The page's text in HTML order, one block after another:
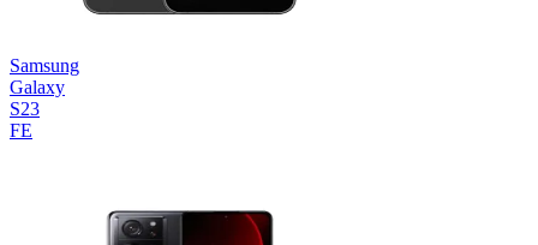
Samsung
Galaxy
S23
FE